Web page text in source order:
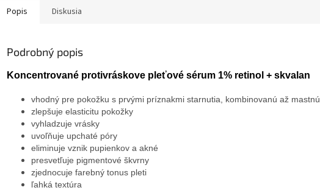
Popis Diskusia
Podrobný popis
Koncentrované protivráskove pleťové sérum 1% retinol + skvalan
vhodný pre pokožku s prvými príznakmi starnutia, kombinovanú až mastnú
zlepšuje elasticitu pokožky
vyhladzuje vrásky
uvoľňuje upchaté póry
eliminuje vznik pupienkov a akné
presvetľuje pigmentové škvrny
zjednocuje farebný tonus pleti
ľahká textúra